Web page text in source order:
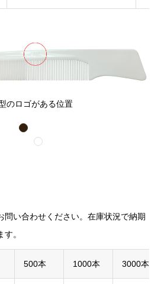
のロゴがある位置
1
問い合わせください。在庫状況で納期
。
500本 1000本 3000本